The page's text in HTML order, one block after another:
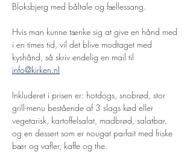
Bloksbjerg med båltale og fællessang.
Hvis man kunne tænke sig at give en hånd med
i en times tid, vil det blive modtaget med
kyshånd, så skriv endelig en mail til
info@kirken.nl
Inkluderet i prisen er: hotdogs, snobrød, stor
grill-menu bestående af 3 slags kød eller
vegetarisk, kartoffelsalat, madbrød, salatbar,
og en dessert som er nougat parfait med friske
bær og vafler, kaffe og the.